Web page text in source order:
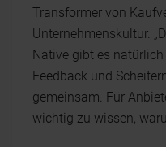
Transformer von
Unternehmenskultur.
Native gibt es
Feedback und
gemeinsam. Für
wichtig zu wissen,